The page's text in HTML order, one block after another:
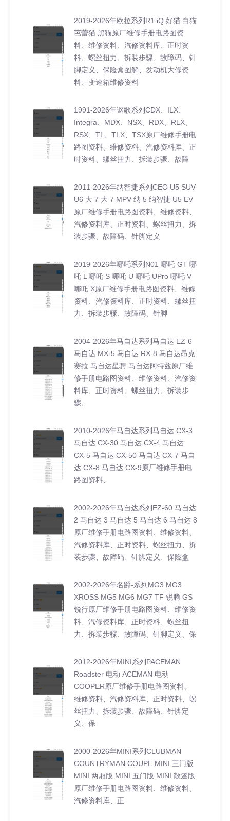
2019-2026年欧拉系列R1 iQ 好猫 白猫
芭蕾猫 黑猫原厂维修手册电路图资
料、维修资料、汽修资料库、正时资
料、螺丝扭力、拆装步骤、故障码、针
脚定义、保险盒图解、发动机大修资
料、变速箱维修资料
1991-2026年讴歌系列CDX、ILX、
Integra、MDX、NSX、RDX、RLX、
RSX、TL、TLX、TSX原厂维修手册电
路图资料、维修资料、汽修资料库、正
时资料、螺丝扭力、拆装步骤、故障
2011-2026年纳智捷系列CEO U5 SUV
U6 大 7 大 7 MPV 纳 5 纳智捷 U5 EV
原厂维修手册电路图资料、维修资料、
汽修资料库、正时资料、螺丝扭力、拆
装步骤、故障码、针脚定义
2019-2026年哪吒系列N01 哪吒 GT 哪
吒 L 哪吒 S 哪吒 U 哪吒 UPro 哪吒 V
哪吒 X原厂维修手册电路图资料、维修
资料、汽修资料库、正时资料、螺丝扭
力、拆装步骤、故障码、针脚
2004-2026年马自达系列马自达 EZ-6
马自达 MX-5 马自达 RX-8 马自达昂克
赛拉 马自达星骋 马自达阿特兹原厂维
修手册电路图资料、维修资料、汽修资
料库、正时资料、螺丝扭力、拆装步
骤、
2010-2026年马自达系列马自达 CX-3
马自达 CX-30 马自达 CX-4 马自达
CX-5 马自达 CX-50 马自达 CX-7 马自
达 CX-8 马自达 CX-9原厂维修手册电
路图资料、
2002-2026年马自达系列EZ-60 马自达
2 马自达 3 马自达 5 马自达 6 马自达 8
原厂维修手册电路图资料、维修资料、
汽修资料库、正时资料、螺丝扭力、拆
装步骤、故障码、针脚定义、保险盒
2002-2026年名爵-系列MG3 MG3
XROSS MG5 MG6 MG7 TF 锐腾 GS
锐行原厂维修手册电路图资料、维修资
料、汽修资料库、正时资料、螺丝扭
力、拆装步骤、故障码、针脚定义、保
2012-2026年MINI系列PACEMAN
Roadster 电动 ACEMAN 电动
COOPER原厂维修手册电路图资料、
维修资料、汽修资料库、正时资料、螺
丝扭力、拆装步骤、故障码、针脚定
义、保
2000-2026年MINI系列CLUBMAN
COUNTRYMAN COUPE MINI 三门版
MINI 两厢版 MINI 五门版 MINI 敞篷版
原厂维修手册电路图资料、维修资料、
汽修资料库、正